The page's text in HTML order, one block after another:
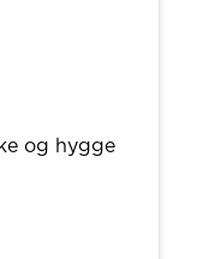
og hygge